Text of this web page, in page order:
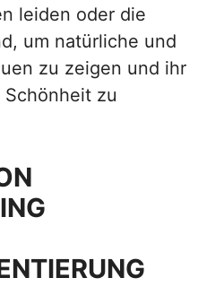
leiden oder die
um natürliche und
zu zeigen und ihr
zu